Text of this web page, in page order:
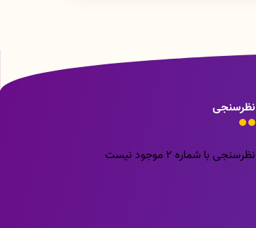
نظرسنجی
نظرسنجی با شماره 2 موجود نیست